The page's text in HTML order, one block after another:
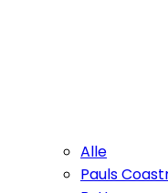
Alle
Pauls